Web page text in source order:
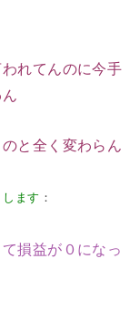
れてんのに今手
と全く変わらん
ます ：
損益が０になっ